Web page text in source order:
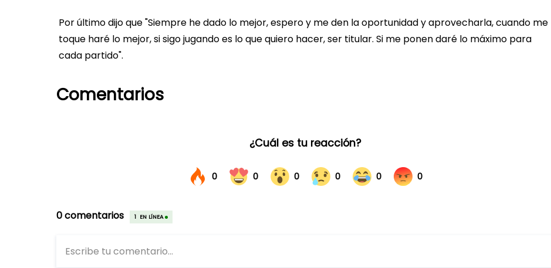
Por último dijo que "Siempre he dado lo mejor, espero y me den la oportunidad y aprovecharla, cuando me
toque haré lo mejor, si sigo jugando es lo que quiero hacer, ser titular. Si me ponen daré lo máximo para
cada partido".
Comentarios